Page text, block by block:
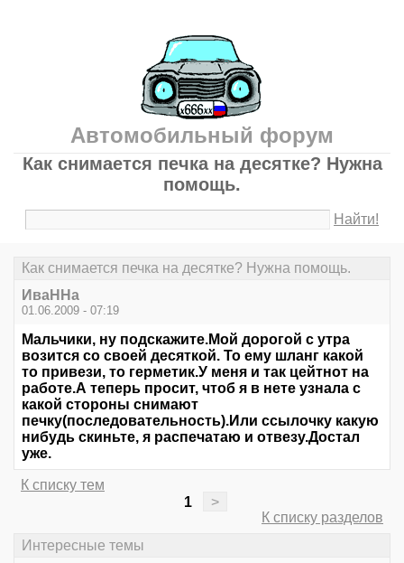
Автомобильный форум
Как снимается печка на десятке? Нужна
помощь.
Найти!
Как снимается печка на десятке? Нужна помощь.
ИваННа
01.06.2009 - 07:19
Мальчики, ну подскажите.Мой дорогой с утра
возится со своей десяткой. То ему шланг какой
то привези, то герметик.У меня и так цейтнот на
работе.А теперь просит, чтоб я в нете узнала с
какой стороны снимают
печку(последовательность).Или ссылочку какую
нибудь скиньте, я распечатаю и отвезу.Достал
уже.
К списку тем
1
>
К списку разделов
Интересные темы